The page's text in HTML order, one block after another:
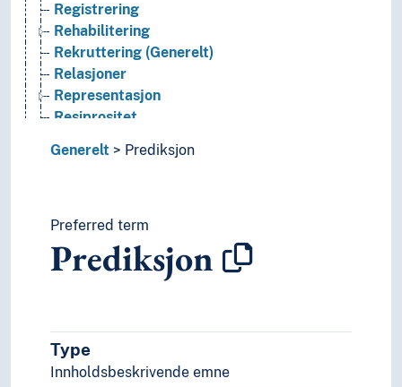
Registrering
Rehabilitering
Rekruttering (Generelt)
Relasjoner
Representasjon
Resiprositet
Resultater
Revitalisering
Risiko
Rådgivning
Service
Sikkerhet (Generelt)
Sikkerhetssystemer
Generelt Prediksjon
Preferred term
Prediksjon
Type
Innholdsbeskrivende emne